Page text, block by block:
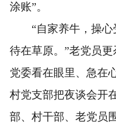
涂账”。
“自家养牛，操心
待在草原。”老党员
党委看在眼里、急在
村党支部把夜谈会开
部、村干部、老党员